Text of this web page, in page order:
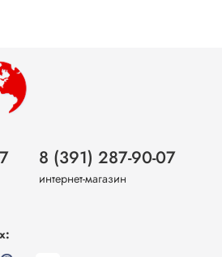
8 (391) 287-90-07
интернет-магазин